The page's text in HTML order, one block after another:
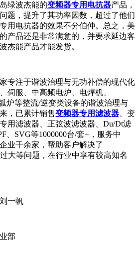
绿波杰能的变频器专用电抗器产品，
题，提升了其功率因数，超过了他们
用电抗器的效果不分伯仲。总之，美
产品还是非常满意的，并要求延边客
杰能产品才能发货。
注于谐波治理与无功补偿的现代化
伺服、中高频电炉、电焊机、
炉等整流/逆变类设备的谐波治理与
，已累计销售变频器专用滤波器 、变
用滤波器、正弦波滤波器、Du/Dt滤
、SVG等1000000台/套+，服务中
业千余家，帮助客户解决了
大等问题，在行业中享有较高知名
一帆
部